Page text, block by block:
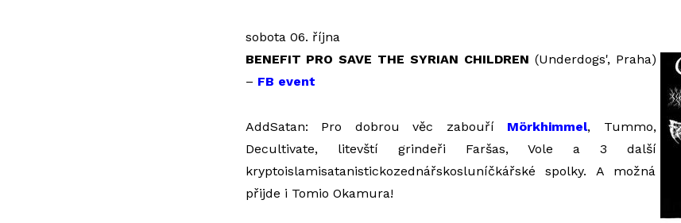
sobota 06. října
BENEFIT PRO SAVE THE SYRIAN CHILDREN (Underdogs', Praha)
– FB event
AddSatan: Pro dobrou věc zabouří Mörkhimmel, Tummo,
Decultivate, litevští grindeři Faršas, Vole a 3 další
kryptoislamisatanistickozednářskosluníčkářské spolky. A možná
přijde i Tomio Okamura!